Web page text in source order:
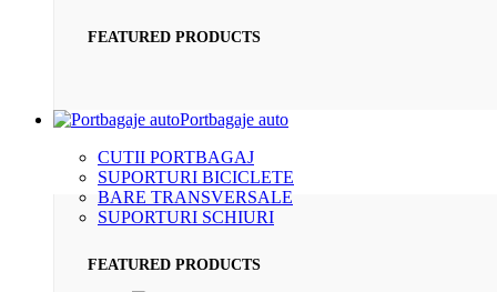
FEATURED PRODUCTS
Portbagaje auto
CUTII PORTBAGAJ
SUPORTURI BICICLETE
BARE TRANSVERSALE
SUPORTURI SCHIURI
FEATURED PRODUCTS